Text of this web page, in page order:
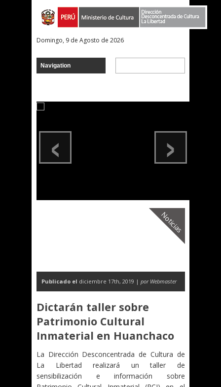
Domingo, 9 de Agosto de 2026
›
‹
Noticias
Publicado el diciembre 17th, 2019 | por Webmaster
Dictarán taller sobre
Patrimonio Cultural
Inmaterial en Huanchaco
La Dirección Desconcentrada de Cultura de
La Libertad realizará un taller de
sensibilización e información sobre